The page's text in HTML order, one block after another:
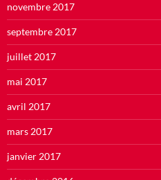
novembre 2017
septembre 2017
juillet 2017
mai 2017
avril 2017
mars 2017
janvier 2017